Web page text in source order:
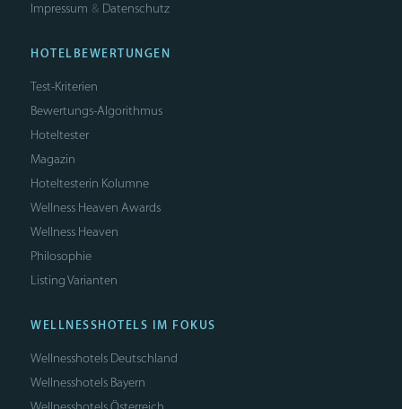
Impressum & Datenschutz
HOTELBEWERTUNGEN
Test-Kriterien
Bewertungs-Algorithmus
Hoteltester
Magazin
Hoteltesterin Kolumne
Wellness Heaven Awards
Wellness Heaven
Philosophie
Listing Varianten
WELLNESSHOTELS IM FOKUS
Wellnesshotels Deutschland
Wellnesshotels Bayern